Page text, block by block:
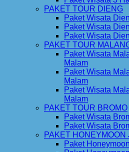
PAKET TOUR DIENG
Paket Wisata
Paket Wisata
Paket Wisata
PAKET TOUR
Paket Wisata
Malam
Paket Wisata
Malam
Paket Wisata
Malam
PAKET TOUR BROMO
Paket Wisata
Paket Wisata
PAKET HONEYMOON
Paket